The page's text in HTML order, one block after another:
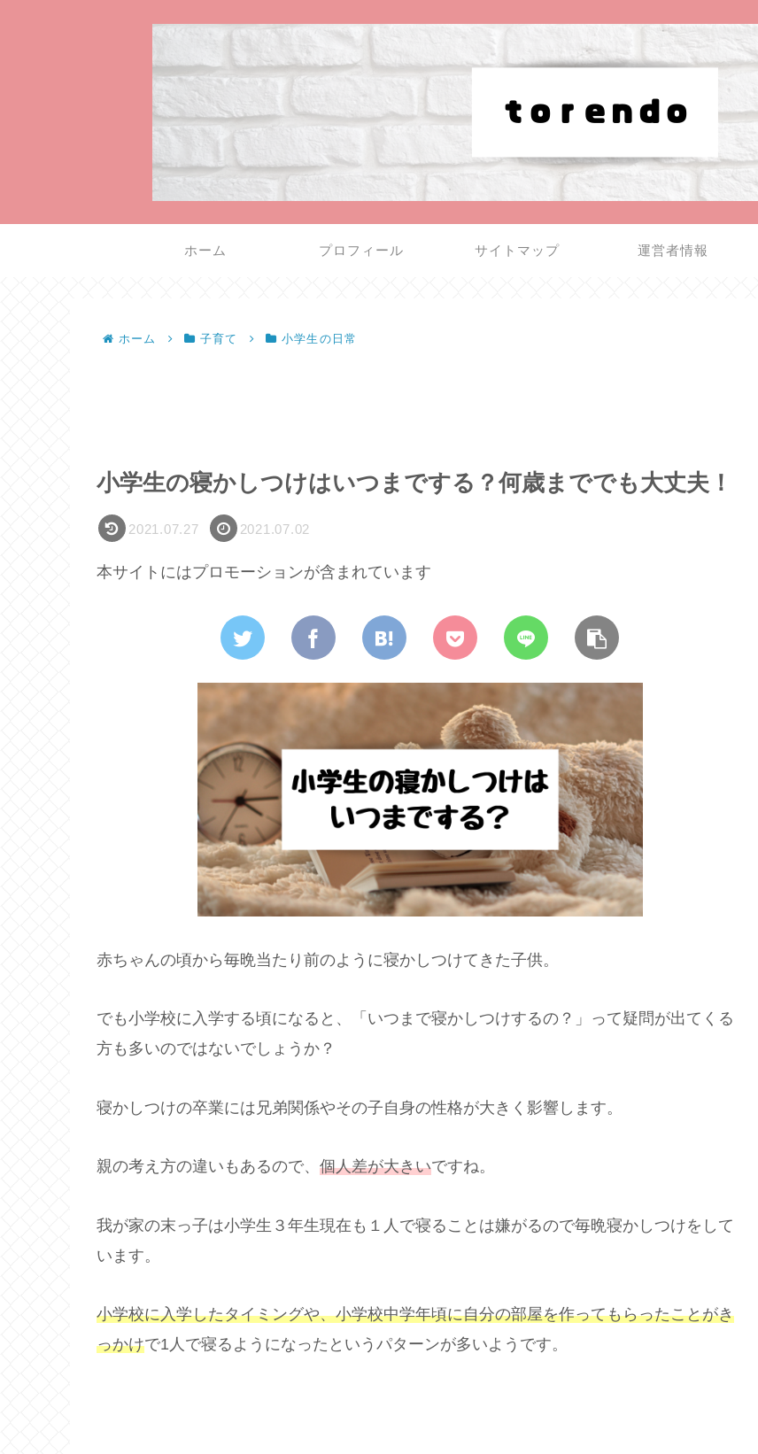
ホーム プロフィール サイトマップ 運営者情報
ホーム 子育て 小学生の日常
小学生の寝かしつけはいつまでする？何歳まででも大丈夫！
2021.07.27 2021.07.02
本サイトにはプロモーションが含まれています
赤ちゃんの頃から毎晩当たり前のように寝かしつけてきた子供。
でも小学校に入学する頃になると、「いつまで寝かしつけするの？」って疑問が出てくる
方も多いのではないでしょうか？
寝かしつけの卒業には兄弟関係やその子自身の性格が大きく影響します。
親の考え方の違いもあるので、 個人差が大きいですね。
我が家の末っ子は小学生３年生現在も１人で寝ることは嫌がるので毎晩寝かしつけをして
います。
小学校に入学したタイミングや、小学校中学年頃に自分の部屋を作ってもらったことがき
っかけで1人で寝るようになったというパターンが多いようです。